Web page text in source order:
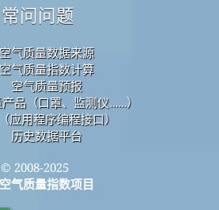
常问问题
空气质量数据来源
空气质量指数计算
空气质量预报
品（口罩、监测仪……）
应用程序编程接口）
历史数据平台
© 2008-2025
气质量指数项目